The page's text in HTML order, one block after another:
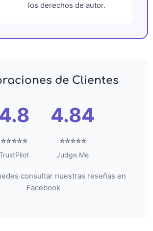
los derechos de autor.
de Clientes
4.8
⭐⭐⭐⭐⭐
4.84
⭐⭐⭐⭐⭐
Judge.Me
consultar nuestras reseñas en
Facebook